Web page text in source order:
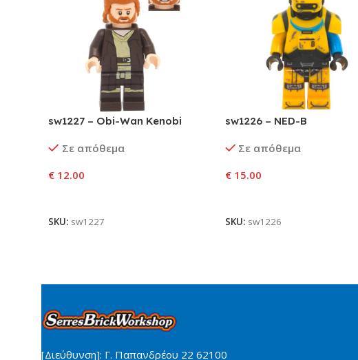
sw1227 – Obi-Wan Kenobi
Σε απόθεμα
€ 12.00
SKU: sw1227
sw1226 – NED-B
Σε απόθεμα
€15.00
SKU: sw1226
[Διεύθυνση]: Γ. Παπανδρέου 22 62100